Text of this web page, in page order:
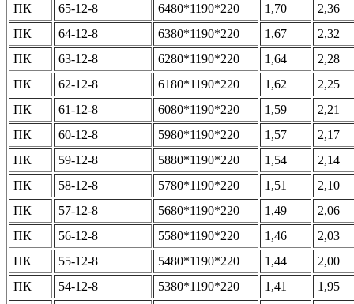
ПК
65-12-8 6480*1190*220 1,70
2,36
ПК
64-12-8 6380*1190*220 1,67
2,32
ПК
63-12-8 6280*1190*220 1,64
2,28
ПК
62-12-8 6180*1190*220 1,62
2,25
ПК
61-12-8 6080*1190*220 1,59
2,21
ПК
60-12-8 5980*1190*220 1,57
2,17
ПК
59-12-8 5880*1190*220 1,54
2,14
ПК
58-12-8 5780*1190*220 1,51
2,10
ПК
57-12-8 5680*1190*220 1,49
2,06
ПК
56-12-8 5580*1190*220 1,46
2,03
ПК
55-12-8 5480*1190*220 1,44
2,00
ПК
54-12-8 5380*1190*220 1,41 1,95